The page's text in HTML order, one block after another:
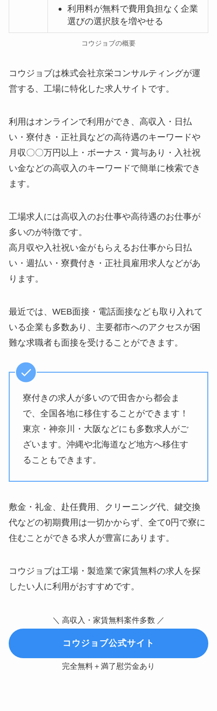
利用料が無料で費用負担なく企業
選びの選択肢を増やせる
コウジョブの概要
コウジョブは株式会社京栄コンサルティングが運
営する、工場に特化した求人サイトです。
利用はオンラインで利用ができ、高収入・日払
い・寮付き・正社員などの高待遇のキーワードや
月収〇〇万円以上・ボーナス・賞与あり・入社祝
い金などの高収入のキーワードで簡単に検索でき
ます。
工場求人には高収入のお仕事や高待遇のお仕事が
多いのが特徴です。
高月収や入社祝い金がもらえるお仕事から日払
い・週払い・寮費付き・正社員雇用求人などがあ
ります。
最近では、WEB面接・電話面接なども取り入れて
いる企業も多数あり、主要都市へのアクセスが困
難な求職者も面接を受けることができます。
寮付きの求人が多いので田舎から都会ま
で、全国各地に移住することができます！
東京・神奈川・大阪などにも多数求人がご
ざいます。沖縄や北海道など地方へ移住す
ることもできます。
敷金・礼金、赴任費用、クリーニング代、鍵交換
代などの初期費用は一切かからず、全て0円で寮に
住むことができる求人が豊富にあります。
コウジョブは工場・製造業で家賃無料の求人を探
したい人に利用がおすすめです。
＼ 高収入・家賃無料案件多数 ／
コウジョブ公式サイト
完全無料＋満了慰労金あり